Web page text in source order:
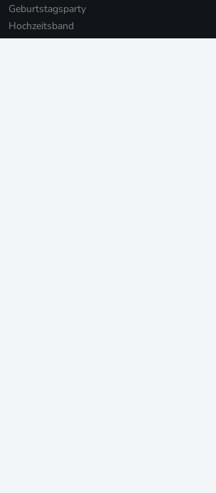
Geburtstagsparty
Hochzeitsband